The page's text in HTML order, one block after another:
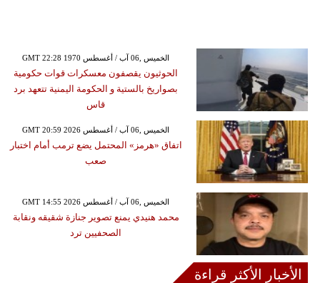
GMT 22:28 1970 الخميس ,06 آب / أغسطس
الحوثيون يقصفون معسكرات قوات حكومية
بصواريخ بالستية و الحكومة اليمنية تتعهد برد
قاس
GMT 20:59 2026 الخميس ,06 آب / أغسطس
اتفاق «هرمز» المحتمل يضع ترمب أمام اختبار
صعب
GMT 14:55 2026 الخميس ,06 آب / أغسطس
محمد هنيدي يمنع تصوير جنازة شقيقه ونقابة
الصحفيين ترد
الأخبار الأكثر قراءة